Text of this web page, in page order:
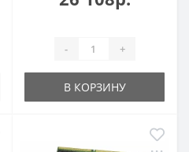
- +
В КОРЗИНУ